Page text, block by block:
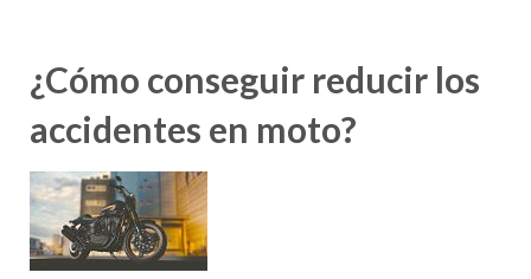
¿Cómo conseguir reducir los
accidentes en moto?